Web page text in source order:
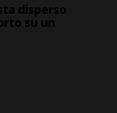
disperso
su un